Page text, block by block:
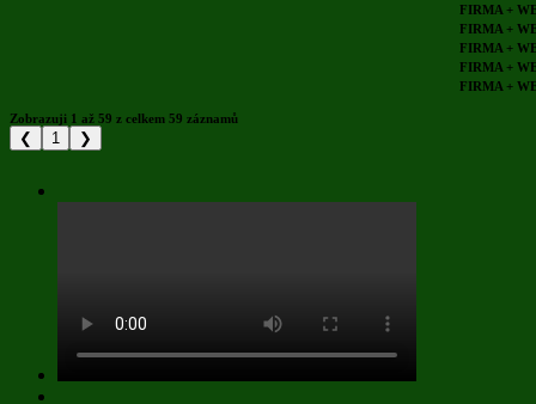
FIRMA +
FIRMA +
FIRMA +
FIRMA +
FIRMA +
Zobrazuji 1 až 59 z celkem 59 záznamů
❮ 1 ❯